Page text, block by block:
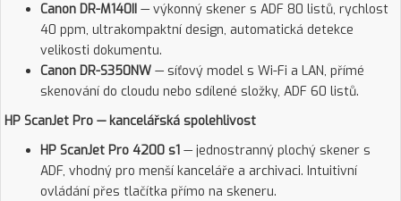
Canon DR-M140II — výkonný skener s ADF 80 listů, rychlost
40 ppm, ultrakompaktní design, automatická detekce
velikosti dokumentu.
Canon DR-S350NW — síťový model s Wi-Fi a LAN, přímé
skenování do cloudu nebo sdílené složky, ADF 60 listů.
HP ScanJet Pro — kancelářská spolehlivost
HP ScanJet Pro 4200 s1 — jednostranný plochý skener s
ADF, vhodný pro menší kanceláře a archivaci. Intuitivní
ovládání přes tlačítka přímo na skeneru.